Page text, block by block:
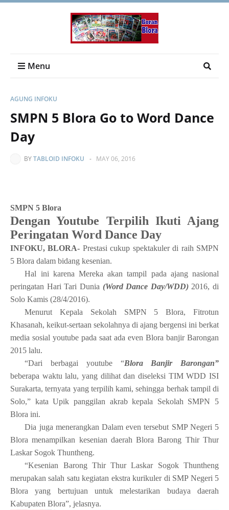
Menu
AGUNG INFOKU
SMPN 5 Blora Go to Word Dance
Day
BYTABLOID INFOKU - MAY 06, 2016
SMPN 5 Blora
Dengan Youtube Terpilih Ikuti Ajang
Peringatan Word Dance Day
INFOKU, BLORA- Prestasi cukup spektakuler di raih SMPN
5 Blora dalam bidang kesenian.
Hal ini karena Mereka akan tampil pada ajang nasional
peringatan Hari Tari Dunia (Word Dance Day/WDD)2016, di
Solo Kamis (28/4/2016).
Menurut Kepala Sekolah SMPN 5 Blora, Fitrotun
Khasanah, keikut-sertaan sekolahnya di ajang bergensi ini berkat
media sosial youtube pada saat ada even Blora banjir Barongan
2015 lalu.
“Dari berbagai youtube “Blora Banjir Barongan”
beberapa waktu lalu, yang dilihat dan diseleksi TIM WDD ISI
Surakarta, ternyata yang terpilih kami, sehingga berhak tampil di
Solo,” kata Upik panggilan akrab kepala Sekolah SMPN 5
Blora ini.
Dia juga menerangkan Dalam even tersebut SMP Negeri 5
Blora menampilkan kesenian daerah Blora Barong Thir Thur
Laskar Sogok Thuntheng.
“Kesenian Barong Thir Thur Laskar Sogok Thuntheng
merupakan salah satu kegiatan ekstra kurikuler di SMP Negeri 5
Blora yang bertujuan untuk melestarikan budaya daerah
Kabupaten Blora”, jelasnya.